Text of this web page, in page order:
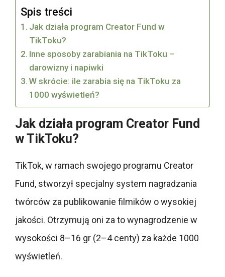
Spis treści
Jak działa program Creator Fund w
TikToku?
Inne sposoby zarabiania na TikToku –
darowizny i napiwki
W skrócie: ile zarabia się na TikToku za
1000 wyświetleń?
Jak działa program Creator Fund
w TikToku?
TikTok, w ramach swojego programu Creator
Fund, stworzył specjalny system nagradzania
twórców za publikowanie filmików o wysokiej
jakości. Otrzymują oni za to wynagrodzenie w
wysokości 8–16 gr (2–4 centy) za każde 1000
wyświetleń.